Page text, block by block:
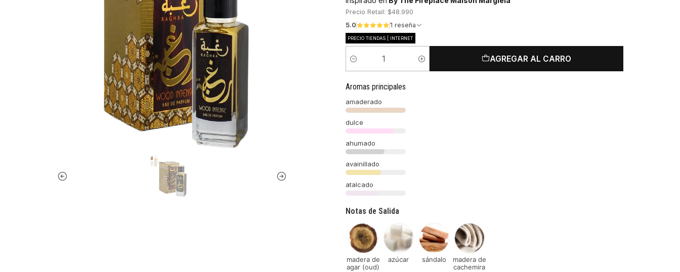
Precio Retail: $48.990
5.0
1 reseña
PRECIO TIENDAS | INTERNET
Cantidad
AGREGAR AL CARRO
Aromas principales
amaderado
dulce
ahumado
avainillado
atalcado
Notas de Salida
madera de
agar (oud)
azúcar sándalo
madera de
cachemira